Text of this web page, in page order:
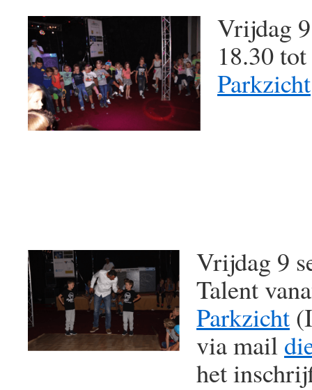
Vrijdag
18.30
Parkzicht
Vrijdag 9
Talent
Parkzicht
via mail
het